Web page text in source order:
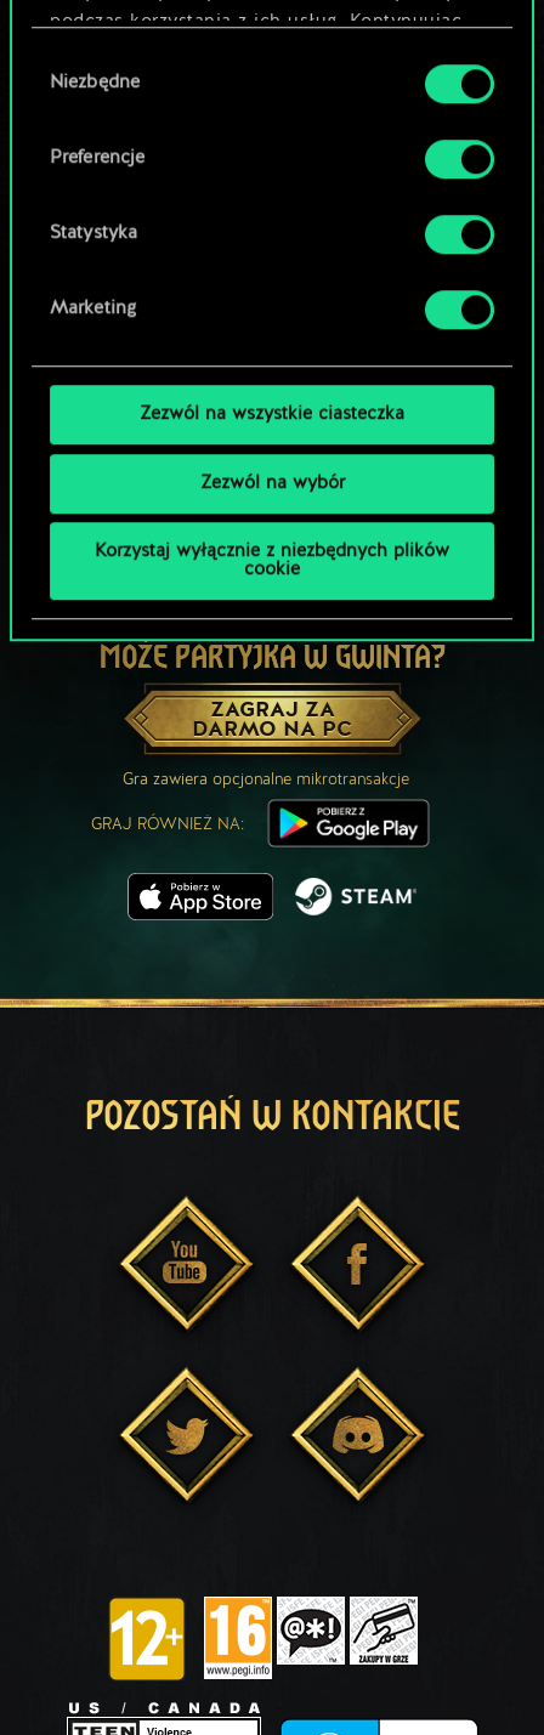
podczas korzystania z ich usług. Kontynuując
używanie plików cookie.
zgody
Niezbędne
Preferencje
Statystyka
Marketing
Zezwól na wszystkie ciasteczka
Zezwól na wybór
Korzystaj wyłącznie z niezbędnych plików
cookie
Edytuj talię
MOŻE PARTYJKA W GWINTA?
ZAGRAJ ZA
DARMO NA PC
Gra zawiera opcjonalne mikrotransakcje
GRAJ RÓWNIEŻ NA:
POZOSTAŃ W KONTAKCIE